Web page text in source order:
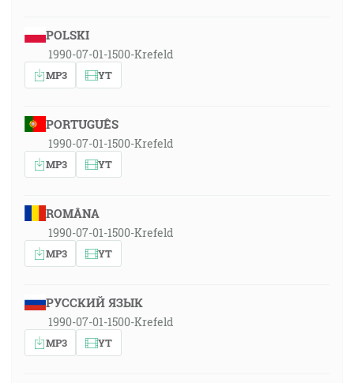
POLSKI
1990-07-01-1500-Krefeld
MP3 YT
PORTUGUÊS
1990-07-01-1500-Krefeld
MP3 YT
ROMÂNA
1990-07-01-1500-Krefeld
MP3 YT
РУССКИЙ ЯЗЫК
1990-07-01-1500-Krefeld
MP3 YT